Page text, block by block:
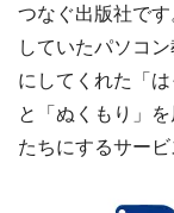
つなぐ出版社で
していたパソコ
にしてくれた「
と「ぬくもり」
たちにするサービ